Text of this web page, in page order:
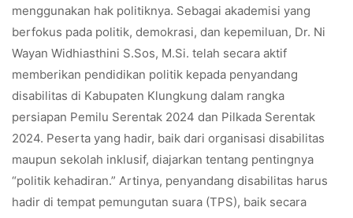
menggunakan hak politiknya. Sebagai akademisi yang
berfokus pada politik, demokrasi, dan kepemiluan, Dr. Ni
Wayan Widhiasthini S.Sos, M.Si. telah secara aktif
memberikan pendidikan politik kepada penyandang
disabilitas di Kabupaten Klungkung dalam rangka
persiapan Pemilu Serentak 2024 dan Pilkada Serentak
2024. Peserta yang hadir, baik dari organisasi disabilitas
maupun sekolah inklusif, diajarkan tentang pentingnya
“politik kehadiran.” Artinya, penyandang disabilitas harus
hadir di tempat pemungutan suara (TPS), baik secara